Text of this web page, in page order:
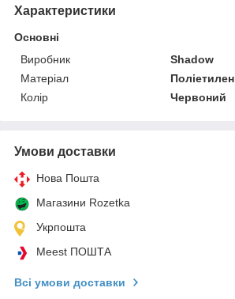
Характеристики
Основні
Виробник
Shadow
Матеріал
Поліетилен
Колір
Червоний
Умови доставки
Нова Пошта
Магазини Rozetka
Укрпошта
Meest ПОШТА
Всі умови доставки